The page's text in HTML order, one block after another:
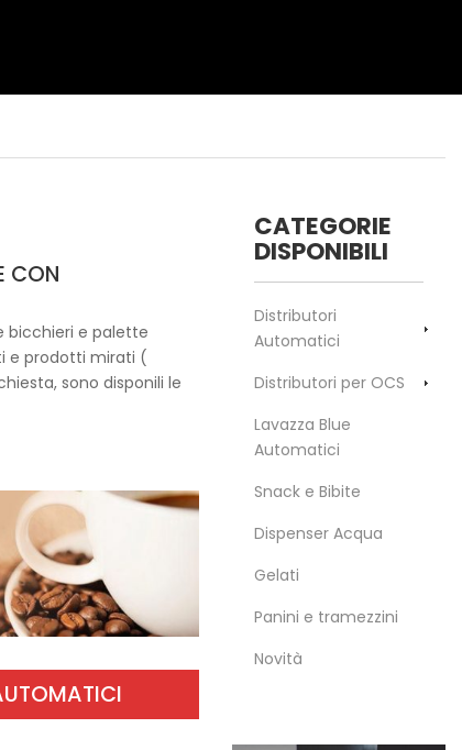
CON
bicchieri e palette
e prodotti mirati (
sono disponili le
CATEGORIE
DISPONIBILI
Distributori
Automatici
Distributori per OCS
Lavazza Blue
Automatici
Snack e Bibite
Dispenser Acqua
Gelati
Panini e tramezzini
Novità